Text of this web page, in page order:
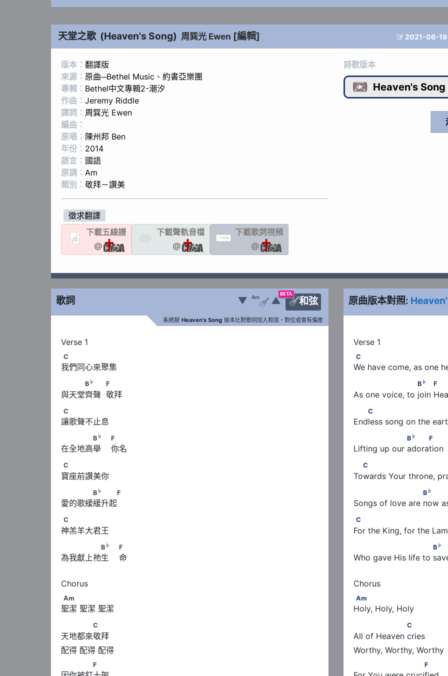
天堂之歌 (Heaven's Song) 周巽光 Ewen [編輯]  2021-06-19
版本： 翻譯版
來源： 原曲─Bethel Music 、 約書亞樂團
專輯： Bethel中文專輯2-潮汐
作曲： Jeremy Riddle
譯詞： 周巽光 Ewen
編曲：
原唱： 陳州邦 Ben
年份： 2014
語言： 國語
原調： Am
類別： 敬拜－讚美
徵求翻譯
下載五線譜
@
下載聲軌音檔
@
LYRIC
下載歌詞視頻
@
詩歌版本
 Heaven's Song
歌詞
BETA
和弦
▼ Am
 ▲ 原曲版本對照:
系統按 Heaven's Song 版本比對歌詞加入和弦，對位或會有偏差
C
C
我們同心來聚集
B ♭ F
B ♭ F
與天堂齊聲  敬拜
C
C
讓歌聲不止息
B ♭ F
B ♭ F
在全地高舉    你名
C
C
寶座前讚美你
B ♭ F
B ♭ F
愛的歌緩緩升起
C
C
神羔羊大君王
B ♭ F
B ♭ F
為我獻上祂生    命
Am
Am
聖潔 聖潔 聖潔
C
C
天地都來敬拜
F
F
C
C
We have come, as one
♭ F
B ♭ F
As one voice, to join
C
Endless song on the
B♭ F
B ♭ F
Lifting up our adoration
CC
Towards Your throne,
B ♭
Songs of love are now
C
C
For the King, for the
B ♭
Who gave His life to
Am
Am
Holy, Holy, Holy
C
All of Heaven cries
F